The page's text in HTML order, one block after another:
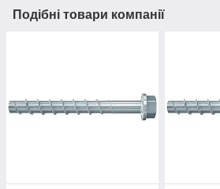
Подібні товари компанії